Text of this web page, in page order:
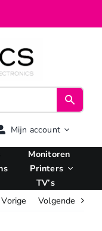
Mijn account
Monitoren
Printers
TV’s
Vorige
Volgende